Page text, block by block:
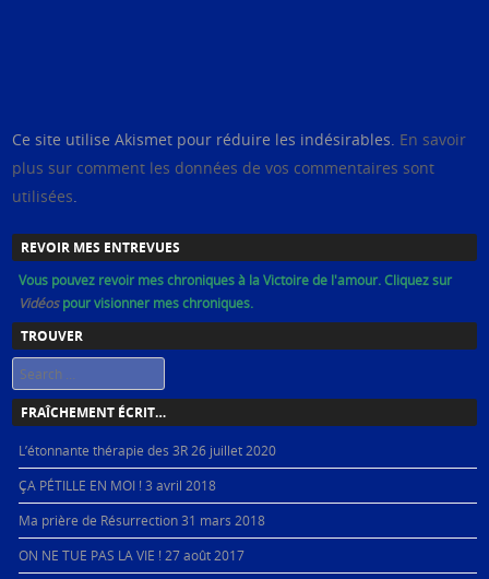
Ce site utilise Akismet pour réduire les indésirables. En savoir
plus sur comment les données de vos commentaires sont
utilisées.
REVOIR MES ENTREVUES
Vous pouvez revoir mes chroniques à la Victoire de l'amour. Cliquez sur
Vidéospour visionner mes chroniques.
TROUVER
Search
FRAÎCHEMENT ÉCRIT…
L’étonnante thérapie des 3R 26 juillet 2020
ÇA PÉTILLE EN MOI !3 avril 2018
Ma prière de Résurrection31 mars 2018
ON NE TUE PAS LA VIE ! 27 août 2017